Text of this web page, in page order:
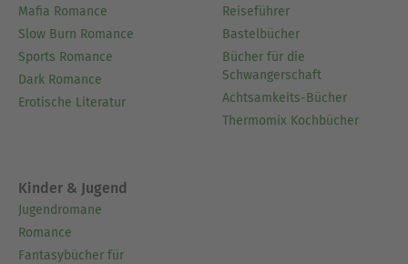
Mafia Romance
Slow Burn Romance
Sports Romance
Dark Romance
Erotische Literatur
Reiseführer
Bastelbücher
Bücher für die
Schwangerschaft
Achtsamkeits-Bücher
Thermomix Kochbücher
Kinder & Jugend
Jugendromane
Romance
Fantasybücher für